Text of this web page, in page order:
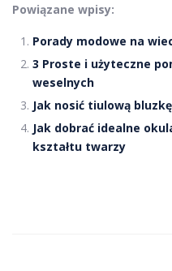
Powiązane wpisy:
Porady modowe na
3 Proste i użyteczne
weselnych
Jak nosić tiulową
Jak dobrać idealne
kształtu twarzy